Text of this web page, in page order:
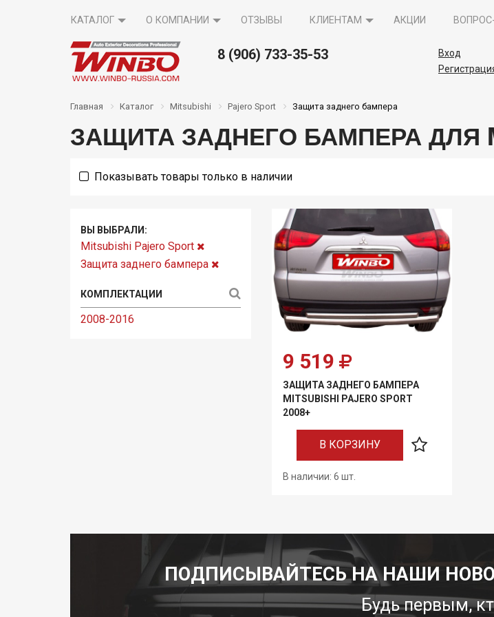
ответ
Контакты
КАТАЛОГ О КОМПАНИИ ОТЗЫВЫ КЛИЕНТАМ АКЦИИ
8 (906) 733-35-53
Вход
Главная Каталог Mitsubishi Pajero Sport Защита заднего бампера
ЗАЩИТА ЗАДНЕГО БАМПЕРА ДЛЯ
Показывать товары только в наличии
ВЫ ВЫБРАЛИ:
Mitsubishi Pajero Sport
Защита заднего бампера
2008-2016
9 519
ЗАЩИТА ЗАДНЕГО БАМПЕРА
MITSUBISHI PAJERO SPORT
2008+
В КОРЗИНУ
В наличии: 6 шт.
ПОДПИСЫВАЙТЕСЬ НА НАШИ
Будь первым,